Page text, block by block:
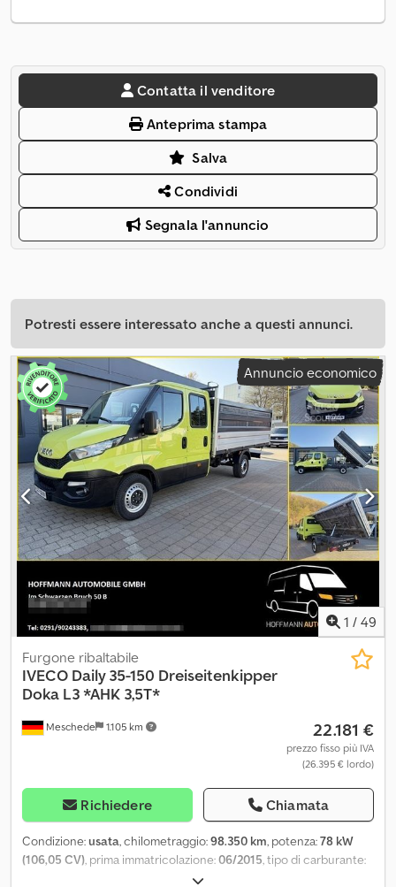
Contatta il venditore
Anteprima stampa
Salva
Condividi
Segnala l'annuncio
Potresti essere interessato anche a questi annunci.
Annuncio economico
1 / 49
Meschede 1.105 km
Furgone ribaltabile
IVECO Daily 35-150 Dreiseitenkipper
Doka L3 *AHK 3,5T*
22.181 €
prezzo fisso più IVA
(26.395 € lordo)
Richiedere Chiamata
Condizione:usata, chilometraggio:98.350 km, potenza:78 kW
(106,05 CV) , prima immatricolazione:06/2015 , tipo di carburante:
3.500 kg